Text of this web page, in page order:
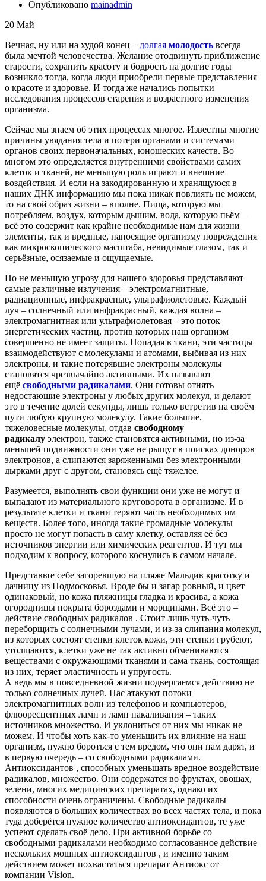
Опубликовано mainadmin
20 Май
Вечная, ну или на худой конец – долгая молодость всегда
была мечтой человечества. Желание отодвинуть приближение
старости, сохранить красоту и бодрость на долгие годы
возникло тогда, когда люди приобрели первые представления
о красоте и здоровье. И тогда же начались попытки
исследования процессов старения и возрастного изменения
организма.
Сейчас мы знаем об этих процессах многое. Известны многие
причины увядания тела и потери органами и системами
органов своих первоначальных, юношеских качеств. Во
многом это определяется внутренними свойствами самих
клеток и тканей, не меньшую роль играют и внешние
воздействия. И если на закодированную и хранящуюся в
наших ДНК информацию мы пока никак повлиять не можем,
то на свой образ жизни – вполне. Пища, которую мы
потребляем, воздух, которым дышим, вода, которую пьём –
всё это содержит как крайне необходимые нам для жизни
элементы, так и вредные, наносящие организму повреждения
как микроскопического масштаба, невидимые глазом, так и
серьёзные, осязаемые и ощущаемые.
Но не меньшую угрозу для нашего здоровья представляют
самые различные излучения – электромагнитные,
радиационные, инфракрасные, ультрафиолетовые. Каждый
луч – солнечный или инфракрасный, каждая волна –
электромагнитная или ультрафиолетовая – это поток
энергетических частиц, против которых наш организм
совершенно не имеет защиты. Попадая в ткани, эти частицы
взаимодействуют с молекулами и атомами, выбивая из них
электроны, и такие потерявшие электроны молекулы
становятся чрезвычайно активными. Их называют
ещё свободными радикалами. Они готовы отнять
недостающие электроны у любых других молекул, и делают
это в течение долей секунды, лишь только встретив на своём
пути любую крупную молекулу. Такие большие,
тяжеловесные молекулы, отдав свободному
радикалу электрон, также становятся активными, но из-за
меньшей подвижности они уже не рыщут в поисках доноров
электронов, а слипаются заряженными без электронными
дырками друг с другом, становясь ещё тяжелее.
Разумеется, выполнять свои функции они уже не могут и
выпадают из материального круговорота в организме. И в
результате клетки и ткани теряют часть необходимых им
веществ. Более того, иногда такие громадные молекулы
просто не могут попасть в саму клетку, оставляя её без
источников энергии или химических реагентов. И тут мы
подходим к вопросу, которого коснулись в самом начале.
Представьте себе загоревшую на пляже Мальдив красотку и
дачницу из Подмосковья. Вроде бы и загар ровный, и цвет
одинаковый, но кожа пляжницы гладка и красива, а кожа
огородницы покрыта бороздами и морщинами. Всё это –
действие свободных радикалов . Стоит лишь чуть-чуть
переборщить с солнечными лучами, и из-за слипания молекул,
из которых состоят стенки клеток кожи, эти стенки грубеют,
утолщаются, клетки уже не так активно обмениваются
веществами с окружающими тканями и сама ткань, состоящая
из них, теряет эластичность и упругость.
А ведь мы в повседневной жизни подвергаемся действию не
только солнечных лучей. Нас атакуют потоки
электромагнитных волн из телефонов и компьютеров,
флюоресцентных ламп и ламп накаливания – таких
источников множество. И уклониться от них мы никак не
можем. И чтобы хоть как-то уменьшить их влияние на наш
организм, нужно бороться с тем вредом, что они нам дарят, и
в первую очередь – со свободными радикалами.
Антиоксидантов , способных уменьшать вредное воздействие
радикалов, множество. Они содержатся во фруктах, овощах,
зелени, многих медицинских препаратах, однако их
способности очень ограничены. Свободные радикалы
появляются в больших количествах во всех частях тела, и пока
туда доберётся нужное количество антиоксидантов, те уже
успеют сделать своё дело. При активной борьбе со
свободными радикалами необходимо согласованное действие
нескольких мощных антиоксидантов , и именно таким
действием может похвастаться препарат Антиокс от
компании Vision.